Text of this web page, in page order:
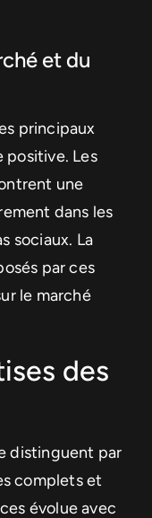
et du
principaux
positive. Les
une
dans les
sociaux. La
par ces
le marché
des
distinguent par
complets et
évolue avec